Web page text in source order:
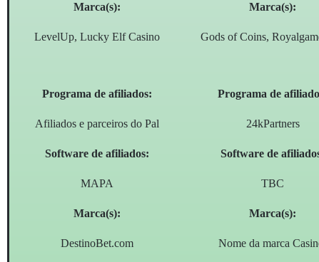
Marca(s):
LevelUp, Lucky Elf Casino
Marca(s):
Gods of Coins,
Programa de afiliados:
Afiliados e parceiros do Pal
Software de afiliados:
MAPA
Marca(s):
DestinoBet.com
Programa de
24kPartners
Software de
TBC
Marca(s):
Nome da marca